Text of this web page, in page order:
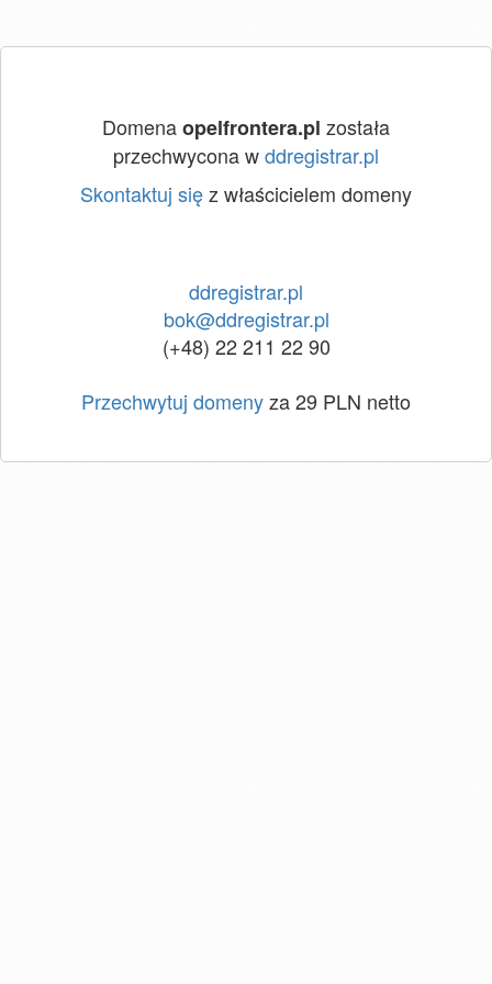
Domenaopelfrontera.pl została
przechwycona wddregistrar.pl
Skontaktuj sięz właścicielem domeny
ddregistrar.pl
bok@ddregistrar.pl
(+48) 22 211 22 90
Przechwytuj domenyza 29 PLN netto